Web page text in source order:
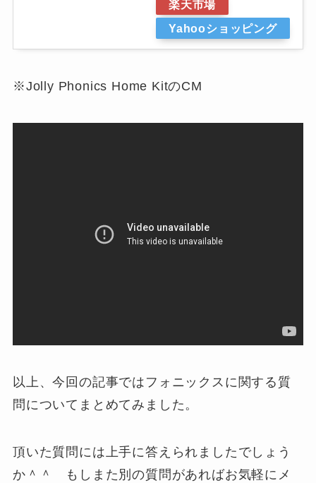
楽天市場
Yahooショッピング
※Jolly Phonics Home KitのCM
以上、今回の記事ではフォニックスに関する質
問についてまとめてみました。
頂いた質問には上手に答えられましたでしょう
か＾＾ もしまた別の質問があればお気軽にメ